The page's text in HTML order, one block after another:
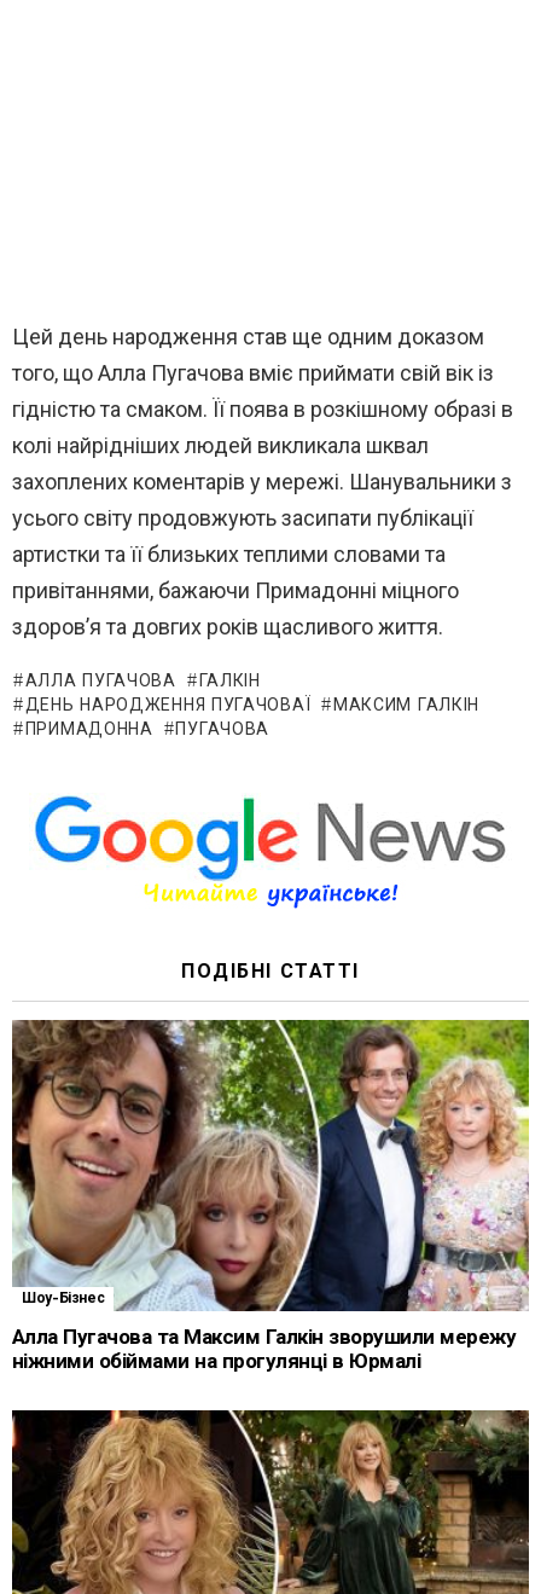
Цей день народження став ще одним доказом
того, що Алла Пугачова вміє приймати свій вік із
гідністю та смаком. Її поява в розкішному образі в
колі найрідніших людей викликала шквал
захоплених коментарів у мережі. Шанувальники з
усього світу продовжують засипати публікації
артистки та її близьких теплими словами та
привітаннями, бажаючи Примадонні міцного
здоров’я та довгих років щасливого життя.
АЛЛА ПУГАЧОВА
ГАЛКІН
ДЕНЬ НАРОДЖЕННЯ ПУГАЧОВАЇ
МАКСИМ ГАЛКІН
ПРИМАДОННА
ПУГАЧОВА
ПОДІБНІ СТАТТІ
Шоу-Бізнес
Алла Пугачова та Максим Галкін зворушили мережу
ніжними обіймами на прогулянці в Юрмалі